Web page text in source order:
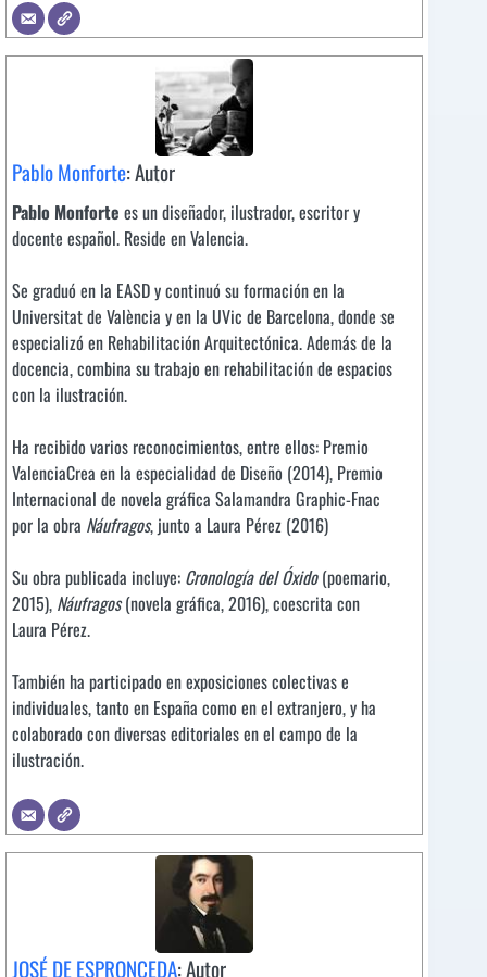
Pablo Monforte: Autor
Pablo Monforte es un diseñador, ilustrador, escritor y
docente español. Reside en Valencia.
Se graduó en la EASD y continuó su formación en la
Universitat de València y en la UVic de Barcelona, donde se
especializó en Rehabilitación Arquitectónica. Además de la
docencia, combina su trabajo en rehabilitación de espacios
con la ilustración.
Ha recibido varios reconocimientos, entre ellos: Premio
ValenciaCrea en la especialidad de Diseño (2014), Premio
Internacional de novela gráfica Salamandra Graphic-Fnac
por la obra Náufragos, junto a Laura Pérez (2016)
Su obra publicada incluye: Cronología del Óxido(poemario,
2015), Náufragos(novela gráfica, 2016), coescrita con
Laura Pérez.
También ha participado en exposiciones colectivas e
individuales, tanto en España como en el extranjero, y ha
colaborado con diversas editoriales en el campo de la
ilustración.
JOSÉ DE ESPRONCEDA: Autor